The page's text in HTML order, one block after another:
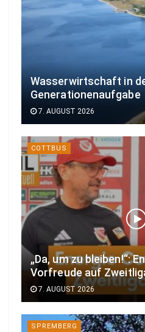
Wasserwirtschaft in
Generationenaufgabe
7. AUGUST 2026
COTTBUS
„Da, um zu bleiben!“:
Vorfreude auf
7. AUGUST 2026
SPREMBERG